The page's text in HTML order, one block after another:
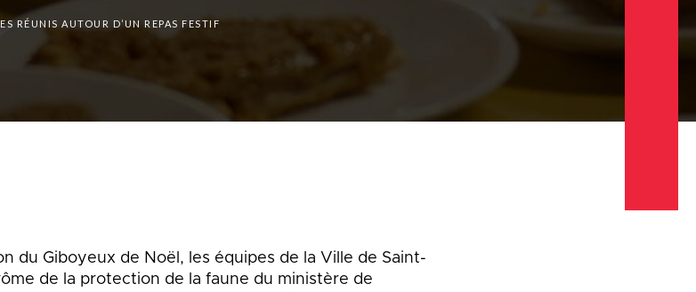
écologique
de construction, de
et de démolition
Taxes et
Taxes et
Taxes et
RÉUNIS AUTOUR D’UN REPAS FESTIF
du Giboyeux de Noël, les équipes de la Ville de Saint-
de la protection de la faune du ministère de